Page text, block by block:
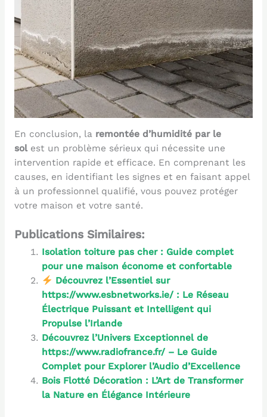
En conclusion, la remontée d’humidité par le
solest un problème sérieux qui nécessite une
intervention rapide et efficace. En comprenant les
causes, en identifiant les signes et en faisant appel
à un professionnel qualifié, vous pouvez protéger
votre maison et votre santé.
Publications Similaires:
Isolation toiture pas cher : Guide complet
pour une maison économe et confortable
Découvrez l’Essentiel sur
https://www.esbnetworks.ie/ : Le Réseau
Électrique Puissant et Intelligent qui
Propulse l’Irlande
Découvrez l’Univers Exceptionnel de
https://www.radiofrance.fr/ – Le Guide
Complet pour Explorer l’Audio d’Excellence
Bois Flotté Décoration : L’Art de Transformer
la Nature en Élégance Intérieure